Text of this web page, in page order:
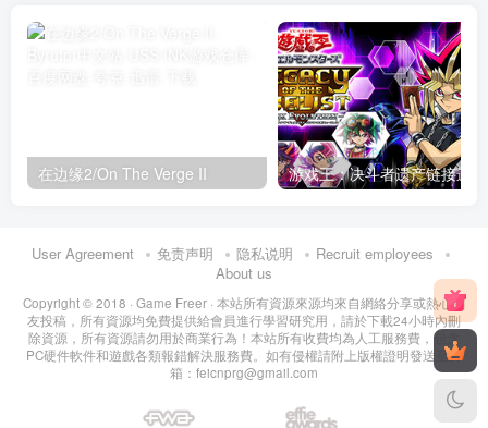
在边缘2/On The Verge II
User Agreement 免责声明 隐私说明
Recruit employees
About us
Copyright © 2018 · Game Freer · 本站所有資源來源均來自網絡分享或熱心網
友投稿，所有資源均免費提供給會員進行學習研究用，請於下載24小時內刪
除資源，所有資源請勿用於商業行為！本站所有收費均為人工服務費，包含
PC硬件軟件和遊戲各類報錯解決服務費。如有侵權請附上版權證明發送至郵
箱：feicnprg@gmail.com